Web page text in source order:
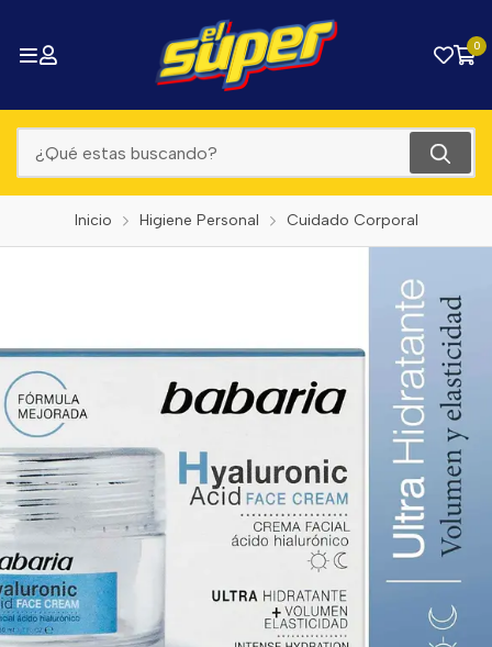
0
Inicio Higiene Personal Cuidado Corporal